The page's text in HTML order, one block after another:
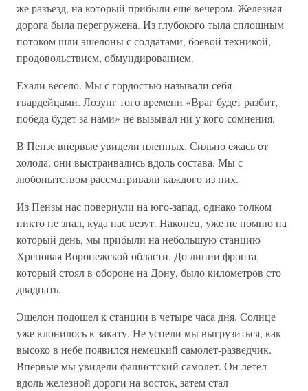
же разъезд, на который прибыли еще вечером. Железная
дорога была перегружена. Из глубокого тыла сплошным
потоком шли эшелоны с солдатами, боевой техникой,
продовольствием, обмундированием.
Ехали весело. Мы с гордостью называли себя
гвардейцами. Лозунг того времени «Враг будет разбит,
победа будет за нами» не вызывал ни у кого сомнения.
В Пензе впервые увидели пленных. Сильно ежась от
холода, они выстраивались вдоль состава. Мы с
любопытством рассматривали каждого из них.
Из Пензы нас повернули на юго-запад, однако толком
никто не знал, куда нас везут. Наконец, уже не помню на
который день, мы прибыли на небольшую станцию
Хреновая Воронежской области. До линии фронта,
который стоял в обороне на Дону, было километров сто
двадцать.
Эшелон подошел к станции в четыре часа дня. Солнце
уже клонилось к закату. Не успели мы выгрузиться, как
высоко в небе появился немецкий самолет-разведчик.
Впервые мы увидели фашистский самолет. Он летел
вдоль железной дороги на восток, затем стал